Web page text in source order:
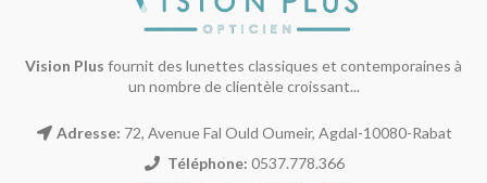
Vision Plus fournit des lunettes classiques et contemporaines à
un nombre de clientèle croissant...
Adresse: 72, Avenue Fal Ould Oumeir, Agdal-10080-Rabat
Téléphone: 0537.778.366